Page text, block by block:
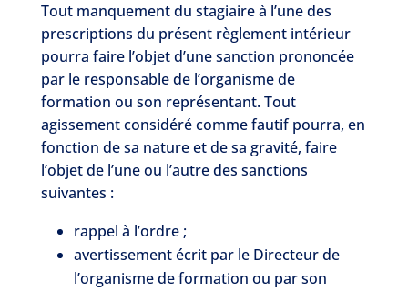
Tout manquement du stagiaire à l’une des
prescriptions du présent règlement intérieur
pourra faire l’objet d’une sanction prononcée
par le responsable de l’organisme de
formation ou son représentant. Tout
agissement considéré comme fautif pourra, en
fonction de sa nature et de sa gravité, faire
l’objet de l’une ou l’autre des sanctions
suivantes :
rappel à l’ordre ;
avertissement écrit par le Directeur de
l’organisme de formation ou par son